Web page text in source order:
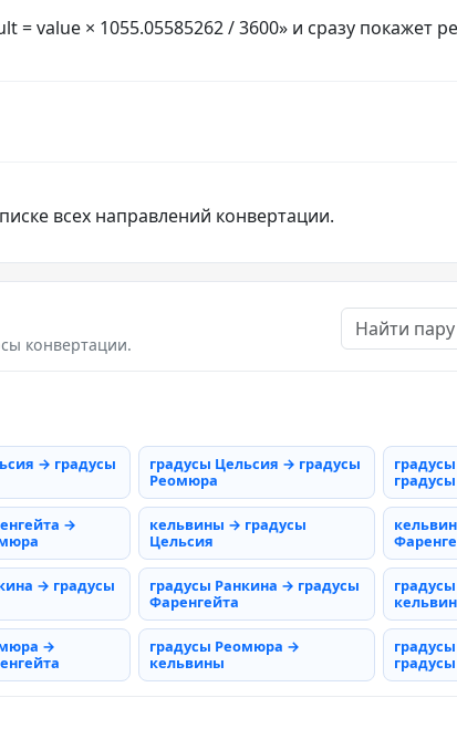
value × 1055.05585262 / 3600» и сразу покажет
всех направлений конвертации.
конвертации.
→ градусы
градусы Цельсия → градусы
Реомюра
→
кельвины → градусы
Цельсия
→ градусы
градусы Ранкина → градусы
Фаренгейта
→
градусы Реомюра →
кельвины